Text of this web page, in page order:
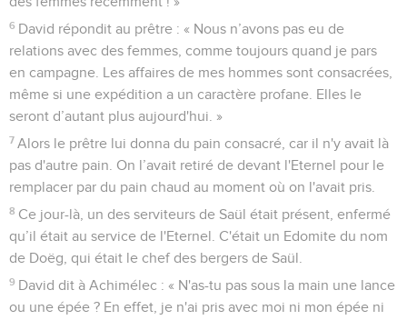
6 David répondit au prêtre : « Nous n’avons pas eu de
relations avec des femmes, comme toujours quand je pars
en campagne. Les affaires de mes hommes sont consacrées,
même si une expédition a un caractère profane. Elles le
seront d’autant plus aujourd'hui. »
7 Alors le prêtre lui donna du pain consacré, car il n'y avait là
pas d'autre pain. On l’avait retiré de devant l'Eternel pour le
remplacer par du pain chaud au moment où on l'avait pris.
8 Ce jour-là, un des serviteurs de Saül était présent, enfermé
qu’il était au service de l'Eternel. C'était un Edomite du nom
de Doëg, qui était le chef des bergers de Saül.
9 David dit à Achimélec : « N'as-tu pas sous la main une lance
ou une épée ? En effet, je n'ai pris avec moi ni mon épée ni